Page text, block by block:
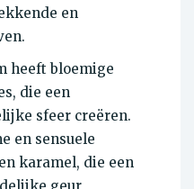
en
heeft bloemige
die een
sfeer creëren.
en sensuele
karamel, die een